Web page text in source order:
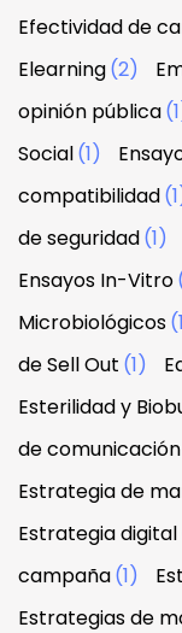
Efectividad de
Elearning(2)
opinión pública
Social(1)
compatibilidad
de seguridad(1)
Ensayos In-Vitro
Microbiológicos
de Sell Out (1)
Esterilidad y
de comunicación
Estrategia de
Estrategia digital
campaña(1)
Estrategias de